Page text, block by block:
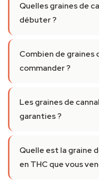
Quelles graines de
débuter ?
Combien de graines
commander ?
Les graines de
garanties ?
Quelle est la graine
en THC que vous